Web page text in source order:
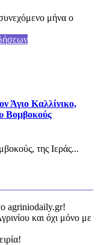
μήνα ο
Άγιο Καλλίνικο,
Βομβοκούς
της Ιεράς...
agriniodaily.gr!
και όχι μόνο με